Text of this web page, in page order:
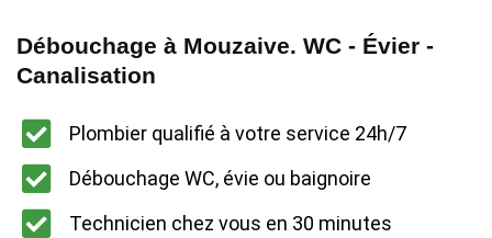
Débouchage à Mouzaive. WC - Évier -
Canalisation
Plombier qualifié à votre service 24h/7
Débouchage WC, évie ou baignoire
Technicien chez vous en 30 minutes